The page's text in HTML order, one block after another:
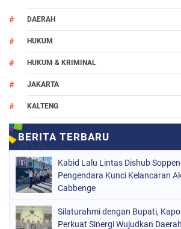
DAERAH
HUKUM
HUKUM & KRIMINAL
JAKARTA
KALTENG
NASIONAL
ORGANISASI
PERISTIWA
POLITIK
Kabid Lalu Lintas Dishub
Pengendara Kunci Kelancaran
Cabbenge
Silaturahmi dengan Bupati,
Perkuat Sinergi Wujudkan